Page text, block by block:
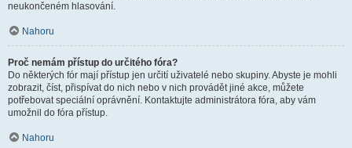
neukončeném hlasování.
Nahoru
Proč nemám přístup do určitého fóra?
Do některých fór mají přístup jen určití uživatelé nebo skupiny. Abyste je mohli
zobrazit, číst, přispívat do nich nebo v nich provádět jiné akce, můžete
potřebovat speciální oprávnění. Kontaktujte administrátora fóra, aby vám
umožnil do fóra přístup.
Nahoru